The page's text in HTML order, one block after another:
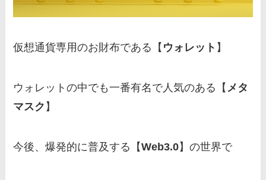
仮想通貨専用のお財布である【 ウォレット 】
ウォレットの中でも一番有名で人気のある【 メタ
マスク 】
今後、爆発的に普及する【Web3.0】の世界で